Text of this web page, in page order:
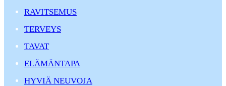
RAVITSEMUS
TERVEYS
TAVAT
ELÄMÄNTAPA
HYVIÄ NEUVOJA